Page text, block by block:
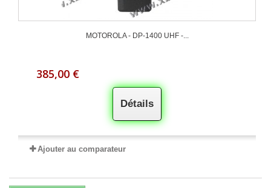
MOTOROLA - DP-1400 UHF -...
385,00 €
Détails
Ajouter au comparateur